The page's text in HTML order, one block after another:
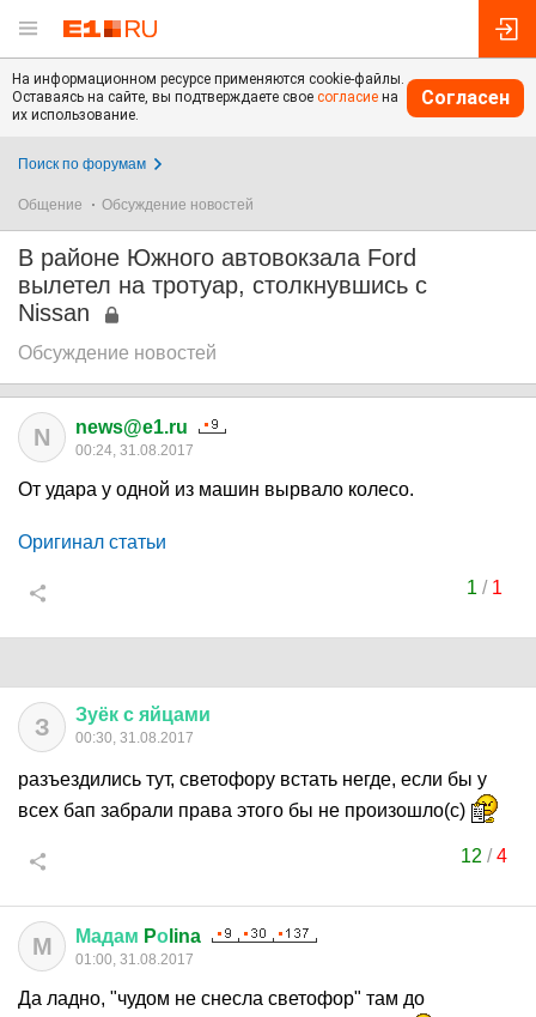
На информационном ресурсе применяются cookie-файлы.
Оставаясь на сайте, вы подтверждаете свое согласие на
их использование.
Согласен
Поиск по форумам
Общение Обсуждение новостей
В районе Южного автовокзала Ford
вылетел на тротуар, столкнувшись с
Nissan
Обсуждение новостей
N news@e1.ru
00:24, 31.08.2017
От удара у одной из машин вырвало колесо.
Оригинал статьи
1 / 1
З Зуёк с яйцами
00:30, 31.08.2017
разъездились тут, светофору встать негде, если бы у
всех бап забрали права этого бы не произошло(с)
12 /4
М Мадам Pо lina
01:00, 31.08.2017
Да ладно, "чудом не снесла светофор" там до